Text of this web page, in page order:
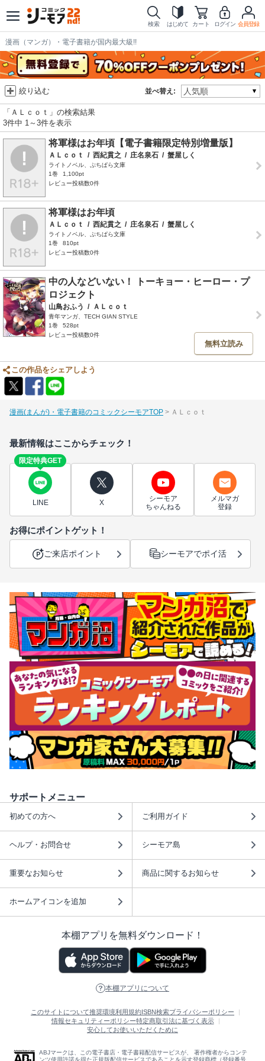
検索 はじめて カート ログイン 会員登録
漫画（マンガ）・電子書籍が国内最大級!!
並べ替え:
絞り込む
「ＡＬｃｏｔ」の検索結果
3件中 1～3件を表示
将軍様はお年頃【電子書籍限定特別増量版】
ＡＬｃｏｔ / 西紀貫之 / 庄名泉石 / 蟹屋しく
ライトノベル、ぷちぱら文庫
1巻
1,100pt
レビュー投稿数0件
将軍様はお年頃
ＡＬｃｏｔ / 西紀貫之 / 庄名泉石 / 蟹屋しく
ライトノベル、ぷちぱら文庫
1巻
810pt
レビュー投稿数0件
中の人などいない！ トーキョー・ヒーロー・プ
ロジェクト
山鳥おふう / ＡＬｃｏｔ
青年マンガ、TECH GIAN STYLE
1巻
528pt
レビュー投稿数0件
無料立読み
この作品をシェアしよう
漫画(まんが)・電子書籍のコミックシーモアTOP ＡＬｃｏｔ
最新情報はここからチェック！
限定特典GET
LINE X
シーモア
ちゃんねる
メルマガ
登録
お得にポイントゲット！
ご来店ポイント シーモアでポイ活
サポートメニュー
初めての方へ ご利用ガイド
ヘルプ・お問合せ シーモア島
重要なお知らせ 商品に関するお知らせ
ホームアイコンを追加
本棚アプリを無料ダウンロード！
本棚アプリについて
このサイトについて推奨環境利用規約ISBN検索プライバシーポリシー
情報セキュリティーポリシー特定商取引法に基づく表示
安心してお使いいただくために
ABJマークは、この電子書店・電子書籍配信サービスが、 著作権者からコンテ
ンツ使用許諾を得た正規版配信サービスであることを示す登録商標（登録番号